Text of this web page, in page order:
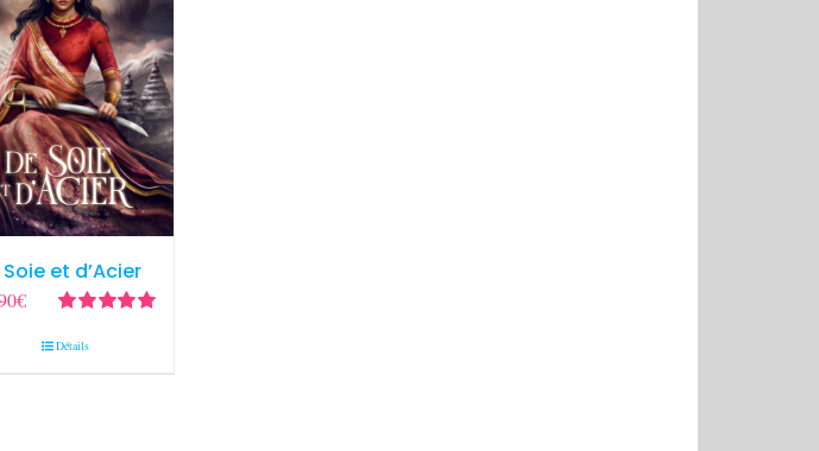
Soie et d’Acier
5
€
Détails